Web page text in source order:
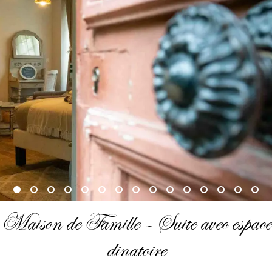
Maison de Famille - Suite avec espace
dinatoire